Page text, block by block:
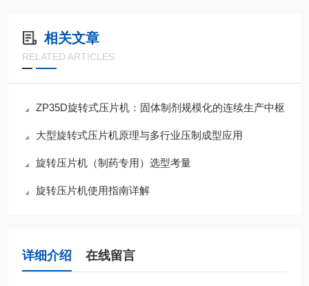
相关文章
RELATED ARTICLES
ZP35D旋转式压片机：固体制剂规模化的连续生产中枢
大型旋转式压片机原理与多行业压制成型应用
旋转压片机（制药专用）选型考量
旋转压片机使用指南详解
详细介绍 在线留言